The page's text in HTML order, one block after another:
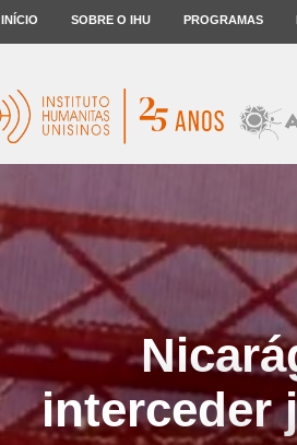
INÍCIO SOBRE O IHU PROGRAMAS
interceder